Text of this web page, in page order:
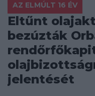
AZ ELMÚLT 16 ÉV
Eltűnt
bezúzták
jelentését